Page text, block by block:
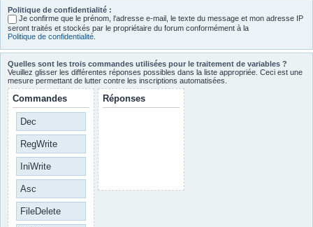
Politique de confidentialité :
Je confirme que le prénom, l‘adresse e-mail, le texte du message et mon adresse IP
seront traités et stockés par le propriétaire du forum conformément à la
Politique de confidentialité
Quelles sont les trois commandes utilisées pour le traitement de variables ?
Veuillez glisser les différentes réponses possibles dans la liste appropriée. Ceci est une
mesure permettant de lutter contre les inscriptions automatisées.
Commandes
Dec
RegWrite
IniWrite
Asc
FileDelete
Réponses